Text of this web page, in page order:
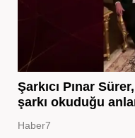
Şarkıcı Pınar
şarkı okuduğu
Haber7